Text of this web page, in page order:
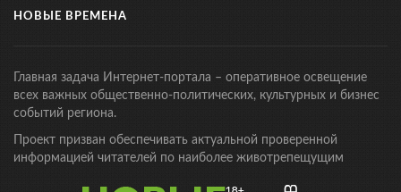
НОВЫЕ ВРЕМЕНА
Главная задача Интернет-портала – оперативное освещение
всех важных общественно-политических, культурных и бизнес
событий региона.
Проект призван обеспечивать актуальной проверенной
информацией читателей по наиболее животрепещущим